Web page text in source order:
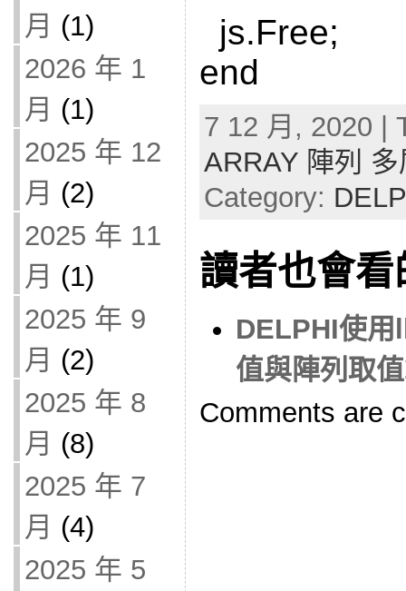
月 (1)
2026 年 1
月 (1)
2025 年 12
月 (2)
2025 年 11
月 (1)
2025 年 9
月 (2)
2025 年 8
月 (8)
2025 年 7
月 (4)
2025 年 5
js.Free;
end
7 12 月, 2020 |
ARRAY 陣列
Category:
讀者也會
DELPHI使
值與陣列取
Comments are